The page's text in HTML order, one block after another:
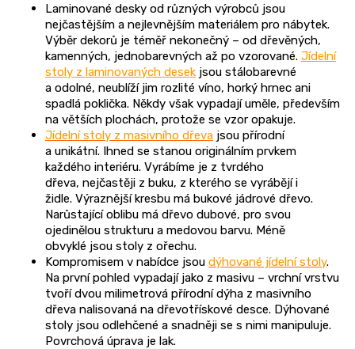
Laminované desky od různých výrobců jsou
nejčastějším a nejlevnějším materiálem pro nábytek.
Výběr dekorů je téměř nekonečný – od dřevěných,
kamenných, jednobarevných až po vzorované. Jídelní
stoly z laminovaných desek jsou stálobarevné
a odolné, neublíží jim rozlité víno, horký hrnec ani
spadlá poklička. Někdy však vypadají uměle, především
na větších plochách, protože se vzor opakuje.
Jídelnístoly z masivního dřeva jsou přírodní
a unikátní. Ihned se stanou originálním prvkem
každého interiéru. Vyrábíme je z tvrdého
dřeva, nejčastěji z buku, z kterého se vyrábějí i
židle. Výraznější kresbu má bukové jádrové dřevo.
Narůstající oblibu má dřevo dubové, pro svou
ojedinělou strukturu a medovou barvu. Méně
obvyklé jsou stoly z ořechu.
Kompromisem v nabídce jsou dýhované jídelní stoly.
Na první pohled vypadají jako z masivu – vrchní vrstvu
tvoří dvou milimetrová přírodní dýha z masivního
dřeva nalisovaná na dřevotřískové desce. Dýhované
stoly jsou odlehčené a snadněji se s nimi manipuluje.
Povrchová úprava je lak.